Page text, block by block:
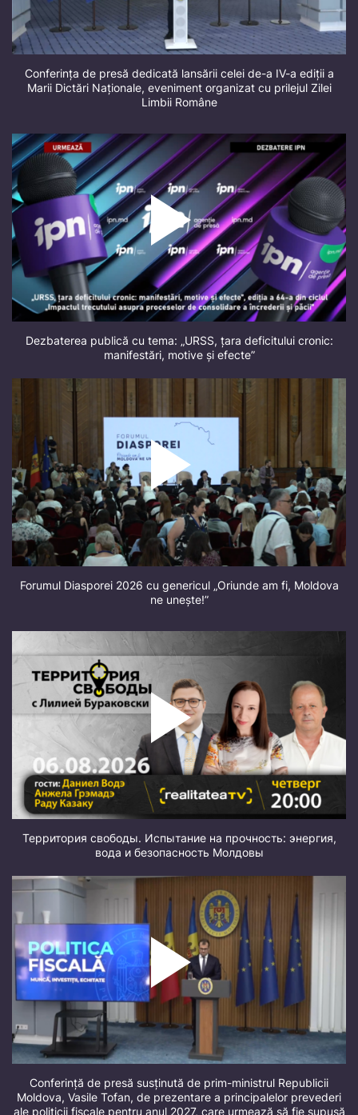
Conferința de presă dedicată lansării celei de-a IV-a ediții a
Marii Dictări Naționale, eveniment organizat cu prilejul Zilei
Limbii Române
Dezbaterea publică cu tema: „URSS, țara deficitului cronic:
manifestări, motive și efecte”
Forumul Diasporei 2026 cu genericul „Oriunde am fi, Moldova
ne unește!”
Территория свободы. Испытание на прочность: энергия,
вода и безопасность Молдовы
Conferință de presă susținută de prim-ministrul Republicii
Moldova, Vasile Tofan, de prezentare a principalelor prevederi
ale politicii fiscale pentru anul 2027, care urmează să fie supusă